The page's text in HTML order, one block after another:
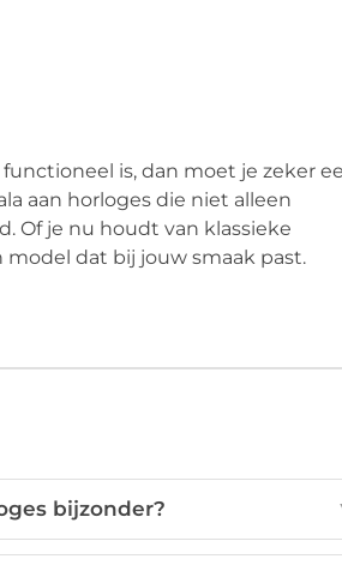
is, dan moet je zeker
aan horloges die niet alleen
Of je nu houdt van klassieke
dat bij jouw smaak past.
bijzonder?